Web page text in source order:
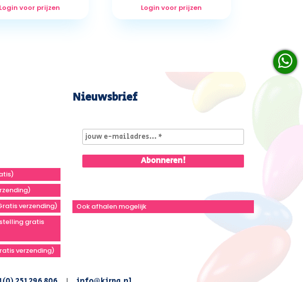
Login voor prijzen
Login voor prijzen
verzending)
gratis
verzending)
Nieuwsbrief
Ook afhalen mogelijk